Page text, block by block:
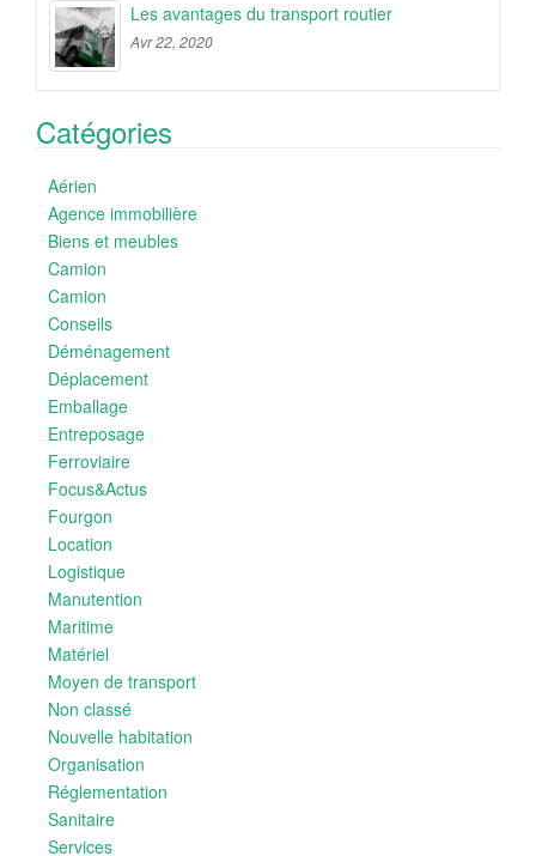
Les avantages du transport routier
Avr 22, 2020
Catégories
Aérien
Agence immobilière
Biens et meubles
Camion
Camion
Conseils
Déménagement
Déplacement
Emballage
Entreposage
Ferroviaire
Focus&Actus
Fourgon
Location
Logistique
Manutention
Maritime
Matériel
Moyen de transport
Non classé
Nouvelle habitation
Organisation
Réglementation
Sanitaire
Services